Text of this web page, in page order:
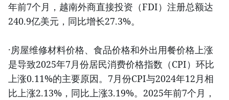
年前7个月，越南外商直接投资（FDI）注册总额达
240.9亿美元，同比增长27.3%。
·房屋维修材料价格、食品价格和外出用餐价格上涨
是导致2025年7月份居民消费价格指数（CPI）环比
上涨0.11%的主要原因。7月份CPI与2024年12月相
比上涨2.13%，同比上涨3.19%。2025年前7个月，